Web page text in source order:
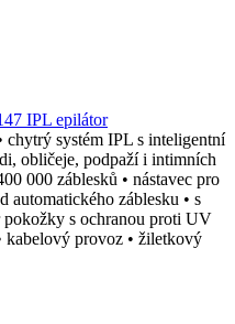
IPL epilátor
chytrý systém IPL s inteligentní
obličeje, podpaží i intimních
000 záblesků • nástavec pro
automatického záblesku • s
pokožky s ochranou proti UV
kabelový provoz • žiletkový